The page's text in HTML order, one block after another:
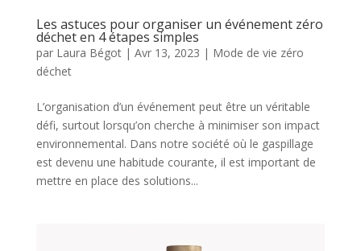
Les astuces pour organiser un événement zéro
déchet en 4 étapes simples
par Laura Bégot| Avr 13, 2023 | Mode de vie zéro
déchet
L’organisation d’un événement peut être un véritable
défi, surtout lorsqu’on cherche à minimiser son impact
environnemental. Dans notre société où le gaspillage
est devenu une habitude courante, il est important de
mettre en place des solutions...